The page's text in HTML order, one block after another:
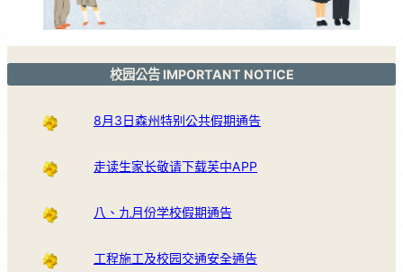
校园公告 IMPORTANT NOTICE
8月3日森州特别公共假期通告
走读生家长敬请下载芙中APP
八、九月份学校假期通告
工程施工及校园交通安全通告